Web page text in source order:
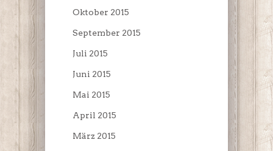
Oktober 2015
September 2015
Juli 2015
Juni 2015
Mai 2015
April 2015
März 2015